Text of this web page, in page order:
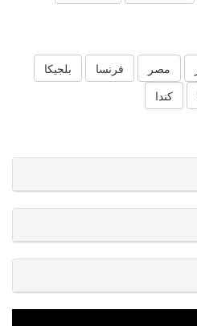
مصر فرنسا
بلجيكا
كندا